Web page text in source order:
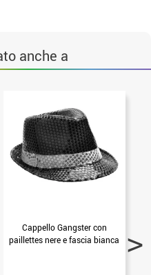
anche a
Cappello Gangster con
paillettes nere e fascia bianca